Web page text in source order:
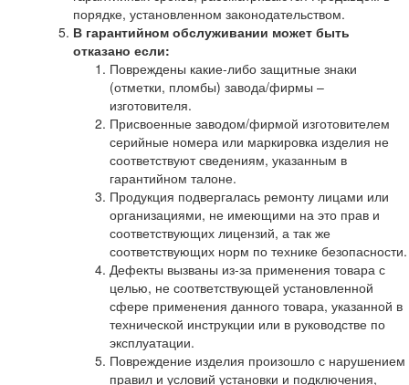
порядке, установленном законодательством.
В гарантийном обслуживании может быть
отказано если:
Повреждены какие-либо защитные знаки
(отметки, пломбы) завода/фирмы –
изготовителя.
Присвоенные заводом/фирмой изготовителем
серийные номера или маркировка изделия не
соответствуют сведениям, указанным в
гарантийном талоне.
Продукция подвергалась ремонту лицами или
организациями, не имеющими на это прав и
соответствующих лицензий, а так же
соответствующих норм по технике безопасности.
Дефекты вызваны из-за применения товара с
целью, не соответствующей установленной
сфере применения данного товара, указанной в
технической инструкции или в руководстве по
эксплуатации.
Повреждение изделия произошло с нарушением
правил и условий установки и подключения,